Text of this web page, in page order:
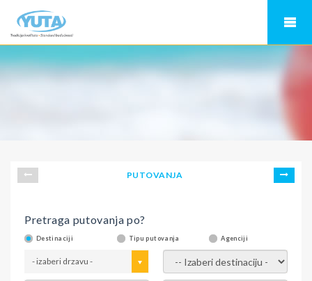
PUTOVANJA
Pretraga putovanja po?
Destinaciji Tipu putovanja Agenciji
- izaberi drzavu - - izaberi destinaciju -